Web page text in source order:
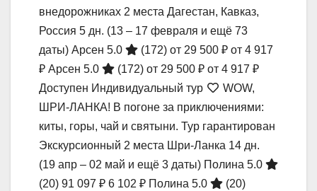
внедорожниках 2 места Дагестан, Кавказ,
Россия 5 дн. (13 – 17 февраля и ещё 73
даты) Арсен 5.0 (172) от 29 500 ₽ от 4 917
₽ Арсен 5.0 (172) от 29 500 ₽ от 4 917 ₽
Доступен Индивидуальный тур
WOW,
ШРИ-ЛАНКА! В погоне за приключениями:
киты, горы, чай и святыни. Тур гарантирован
Экскурсионный 2 места Шри-Ланка 14 дн.
(19 апр – 02 май и ещё 3 даты) Полина 5.0
(20) 91 097 ₽ 6 102 ₽ Полина 5.0
(20)